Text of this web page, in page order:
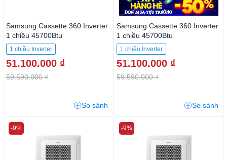
Samsung Cassette 360 Inverter
1 chiều 45700Btu
AC140TN4PKC/EA
1 chiều Inverter
51.100.000 ₫
59.590.000 ₫
So sánh
Samsung Cassette 360 Inverter
1 chiều 45700Btu
AC140TN4PKC3/EA 3 pha
1 chiều Inverter
51.100.000 ₫
59.590.000 ₫
So sánh
-9% -9%